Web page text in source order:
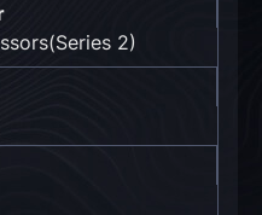
2)